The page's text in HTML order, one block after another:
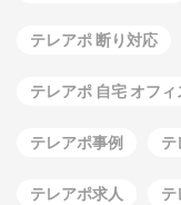
テレアポ 断り対応
テレアポ 自宅 オフィ
テレアポ事例 テ
テレアポ求人 テ